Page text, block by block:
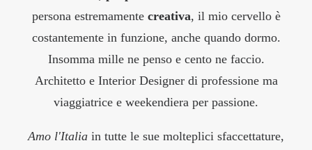
persona estremamente creativa, il mio cervello è
costantemente in funzione, anche quando dormo.
Insomma mille ne penso e cento ne faccio.
Architetto e Interior Designer di professione ma
viaggiatrice e weekendiera per passione.
Amo l'Italia in tutte le sue molteplici sfaccettature,